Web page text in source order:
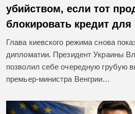
убийством, если тот
блокировать кредит
Глава киевского режима снова
дипломатии. Президент Украины
позволил себе очередную грубую
премьер-министра Венгрии…